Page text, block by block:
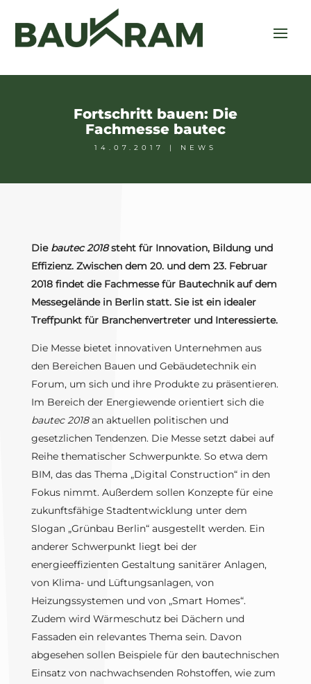
Fortschritt bauen: Die
Fachmesse bautec
14.07.2017 | NEWS
Die bautec 2018steht für Innovation, Bildung und
Effizienz. Zwischen dem 20. und dem 23. Februar
2018 findet die Fachmesse für Bautechnik auf dem
Messegelände in Berlin statt. Sie ist ein idealer
Treffpunkt für Branchenvertreter und Interessierte.
Die Messe bietet innovativen Unternehmen aus
den Bereichen Bauen und Gebäudetechnik ein
Forum, um sich und ihre Produkte zu präsentieren.
Im Bereich der Energiewende orientiert sich die
bautec 2018an aktuellen politischen und
gesetzlichen Tendenzen. Die Messe setzt dabei auf
Reihe thematischer Schwerpunkte. So etwa dem
BIM, das das Thema „Digital Construction“ in den
Fokus nimmt. Außerdem sollen Konzepte für eine
zukunftsfähige Stadtentwicklung unter dem
Slogan „Grünbau Berlin“ ausgestellt werden. Ein
anderer Schwerpunkt liegt bei der
energieeffizienten Gestaltung sanitärer Anlagen,
von Klima- und Lüftungsanlagen, von
Heizungssystemen und von „Smart Homes“.
Zudem wird Wärmeschutz bei Dächern und
Fassaden ein relevantes Thema sein. Davon
abgesehen sollen Beispiele für den bautechnischen
Einsatz von nachwachsenden Rohstoffen, wie zum